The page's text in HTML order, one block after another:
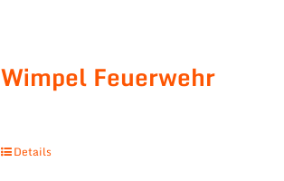
Wimpel Feuerwehr
Details